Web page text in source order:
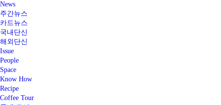
News
주간뉴스
카드뉴스
국내단신
해외단신
Issue
People
Space
Know How
Recipe
Coffee Tour